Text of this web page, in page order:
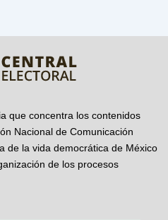
que concentra los contenidos
Nacional de Comunicación
de la vida democrática de México
de los procesos